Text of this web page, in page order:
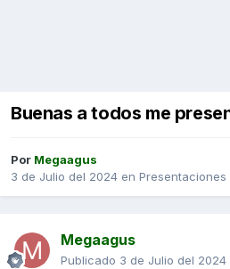
Buenas a todos me
Por Megaagus
3 de Julio del 2024 en
Megaagus
Publicado 3 de Julio del 2024